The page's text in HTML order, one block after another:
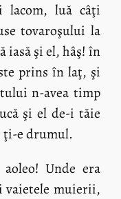
luă câţi
tovaroşului la
iasă şi el, hâş! în
prins în laţ, şi
n-avea timp
şi el de-i tăie
ţi-e drumul.
aoleo! Unde era
vaietele muierii,